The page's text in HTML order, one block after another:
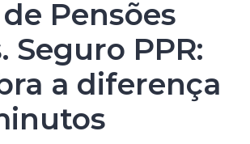
Pensões
Seguro PPR:
a diferença